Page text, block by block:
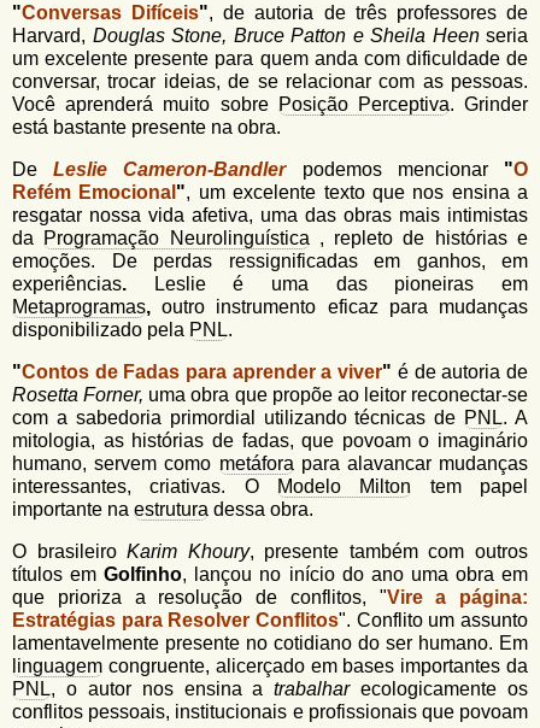
"Conversas Difíceis", de autoria de três professores de
Harvard, Douglas Stone, Bruce Patton e Sheila Heenseria
um excelente presente para quem anda com dificuldade de
conversar, trocar ideias, de se relacionar com as pessoas.
Você aprenderá muito sobre Posição Perceptiva. Grinder
está bastante presente na obra.
DeLeslie Cameron-Bandlerpodemos mencionar "O
Refém Emocional ", um excelente texto que nos ensina a
resgatar nossa vida afetiva, uma das obras mais intimistas
da
Programação Neurolinguística , repleto de histórias e
emoções. De perdas ressignificadas em ganhos, em
experiências. Leslie é uma das pioneiras em
Metaprogramas, outro instrumento eficaz para mudanças
disponibilizado pela PNL.
"Contos de Fadas para aprender a viver" é de autoria de
Rosetta Forner, uma obra que propõe ao leitor reconectar-se
com a sabedoria primordial utilizando técnicas de PNL. A
mitologia, as histórias de fadas, que povoam o imaginário
humano, servem como metáforapara alavancar mudanças
interessantes, criativas. O
Modelo Milton tem papel
importante na estrutura dessa obra.
O brasileiroKarim Khoury, presente também com outros
títulos em Golfinho, lançou no início do ano uma obra em
que prioriza a resolução de conflitos, "Vire a página:
Estratégias para Resolver Conflitos". Conflito um assunto
lamentavelmente presente no cotidiano do ser humano. Em
linguagem congruente, alicerçado em bases importantes da
PNL, o autor nos ensina atrabalharecologicamente os
conflitos pessoais, institucionais e profissionais que povoam